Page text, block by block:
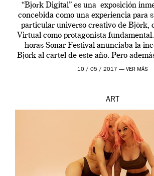
“Bjork Digital” es una exposición
concebida como una experiencia para
particular universo creativo de Björk,
Virtual como protagonista
horas Sonar Festival anunciaba la
Björk al cartel de este año. Pero
en una de las actuaciones más
10 / 05 / 2017 — VER MÁS
ART